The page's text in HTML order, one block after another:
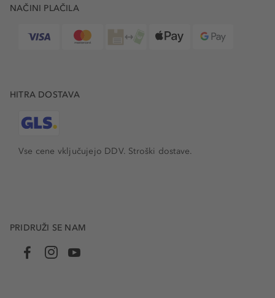
NAČINI PLAČILA
HITRA DOSTAVA
Vse cene vključujejo DDV. Stroški dostave.
PRIDRUŽI SE NAM